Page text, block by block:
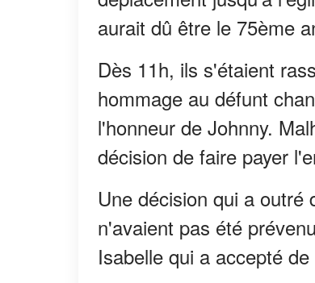
aurait dû être le 75ème
Dès 11h, ils s'étaient
hommage au défunt
l'honneur de Johnny.
décision de faire payer
Une décision qui a
n'avaient pas été
Isabelle qui a accepté